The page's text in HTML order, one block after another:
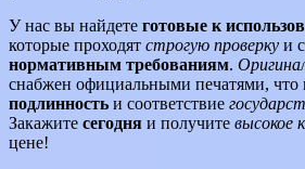
У нас вы найдете готовые к
которые проходят строгую проверку и
нормативным требованиям.
снабжен официальными печатями, что
подлинность и соответствие
Закажите сегодня и получите высокое
цене!